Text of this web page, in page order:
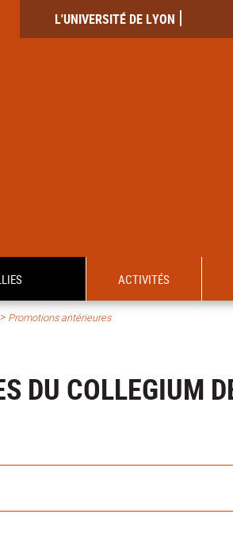
L'UNIVERSITÉ DE LYON
ACTIVITÉS
Promotions antérieures
DU COLLEGIUM